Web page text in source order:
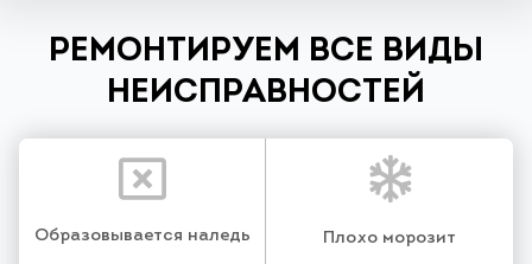
РЕМОНТИРУЕМ ВСЕ ВИДЫ
НЕИСПРАВНОСТЕЙ
Образовывается наледь Плохо морозит